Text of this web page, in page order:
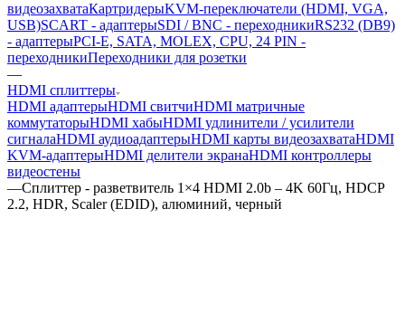
видеозахватаКартридерыKVM-переключатели (HDMI, VGA,
USB)SCART - адаптерыSDI / BNC - переходникиRS232 (DB9)
- адаптерыPCI-E, SATA, MOLEX, CPU, 24 PIN -
переходникиПереходники для розетки
—
HDMI сплиттеры
HDMI адаптерыHDMI свитчиHDMI матричные
коммутаторыHDMI хабыHDMI удлинители / усилители
сигналаHDMI аудиоадаптерыHDMI карты видеозахватаHDMI
KVM-адаптерыHDMI делители экранаHDMI контроллеры
видеостены
—Сплиттер - разветвитель 1×4 HDMI 2.0b – 4K 60Гц, HDCP
2.2, HDR, Scaler (EDID), алюминий, черный